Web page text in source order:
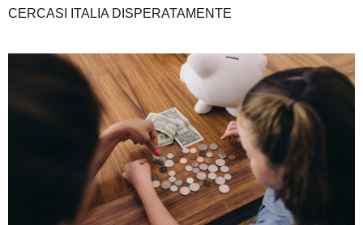
CERCASI ITALIA DISPERATAMENTE